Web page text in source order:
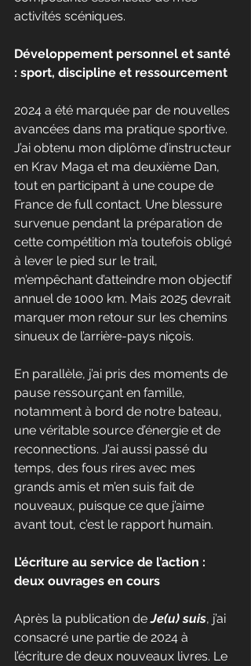
activités scéniques.
Développement personnel et santé
: sport, discipline et ressourcement
2024 a été marquée par de nouvelles
avancées dans ma pratique sportive.
J’ai obtenu mon diplôme d’instructeur
en Krav Maga et ma deuxième Dan,
tout en participant à une coupe de
France de full contact. Une blessure
survenue pendant la préparation de
cette compétition m’a toutefois obligé
à lever le pied sur le trail,
m’empêchant d’atteindre mon objectif
annuel de 1000 km. Mais 2025 devrait
marquer mon retour sur les chemins
sinueux de l’arrière-pays niçois.
En parallèle, j’ai pris des moments de
pause ressourçant en famille,
notamment à bord de notre bateau,
une véritable source d’énergie et de
reconnections. J’ai aussi passé du
temps, des fous rires avec mes
grands amis et m’en suis fait de
nouveaux, puisque ce que j’aime
avant tout, c’est le rapport humain.
L’écriture au service de l’action :
deux ouvrages en cours
Après la publication de Je(u) suis, j’ai
consacré une partie de 2024 à
l’écriture de deux nouveaux livres. Le